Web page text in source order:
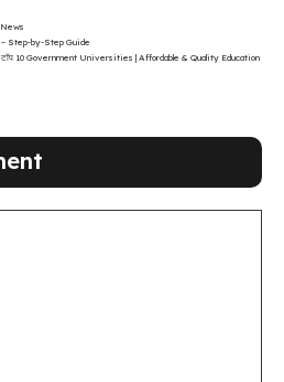
Step-by-Step Guide
टॉप 10 Government Universities | Affordable & Quality Education